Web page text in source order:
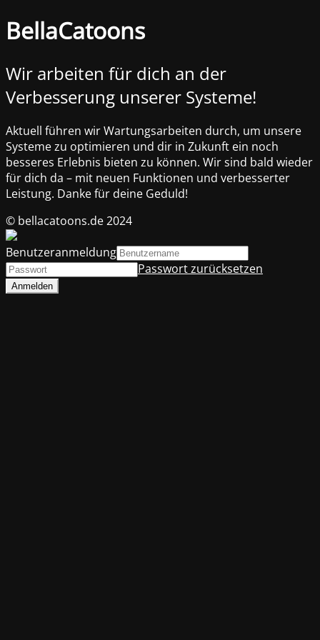
BellaCatoons
Wir arbeiten für dich an der
Verbesserung unserer Systeme!
Aktuell führen wir Wartungsarbeiten durch, um unsere
Systeme zu optimieren und dir in Zukunft ein noch
besseres Erlebnis bieten zu können. Wir sind bald wieder
für dich da – mit neuen Funktionen und verbesserter
Leistung. Danke für deine Geduld!
© bellacatoons.de 2024
Benutzeranmeldung
Passwort zurücksetzen